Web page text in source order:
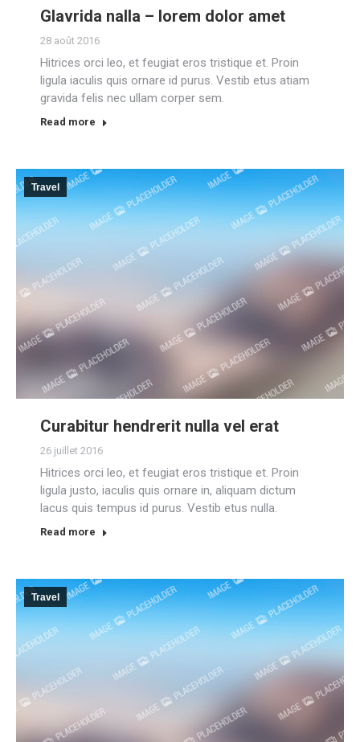
Glavrida nalla – lorem dolor amet
28 août 2016
Hitrices orci leo, et feugiat eros tristique et. Proin
ligula iaculis quis ornare id purus. Vestib etus atiam
gravida felis nec ullam corper sem.
Read more
Travel
Curabitur hendrerit nulla vel erat
26 juillet 2016
Hitrices orci leo, et feugiat eros tristique et. Proin
ligula justo, iaculis quis ornare in, aliquam dictum
lacus quis tempus id purus. Vestib etus nulla.
Read more
Travel